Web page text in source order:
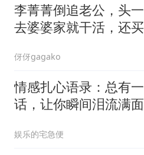
李菁菁倒追老公，头
去婆婆家就干活，还买
伢伢gagako
情感扎心语录：总有
话，让你瞬间泪流满面
娱乐的宅急便